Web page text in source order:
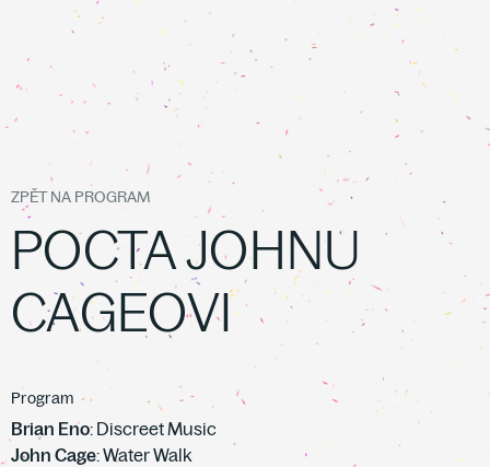
ZPĚT NA PROGRAM
POCTA JOHNU
CAGEOVI
Program
Brian Eno: Discreet Music
John Cage: Water Walk